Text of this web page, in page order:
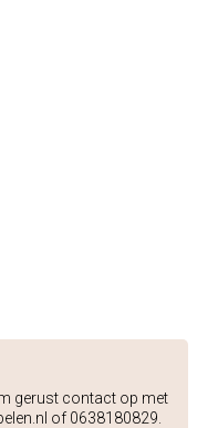
gerust contact op met
of 0638180829.